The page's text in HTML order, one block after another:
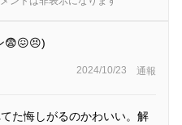
😨😖😣)
2024/10/23 通報
た悔しがるのかわいい。解